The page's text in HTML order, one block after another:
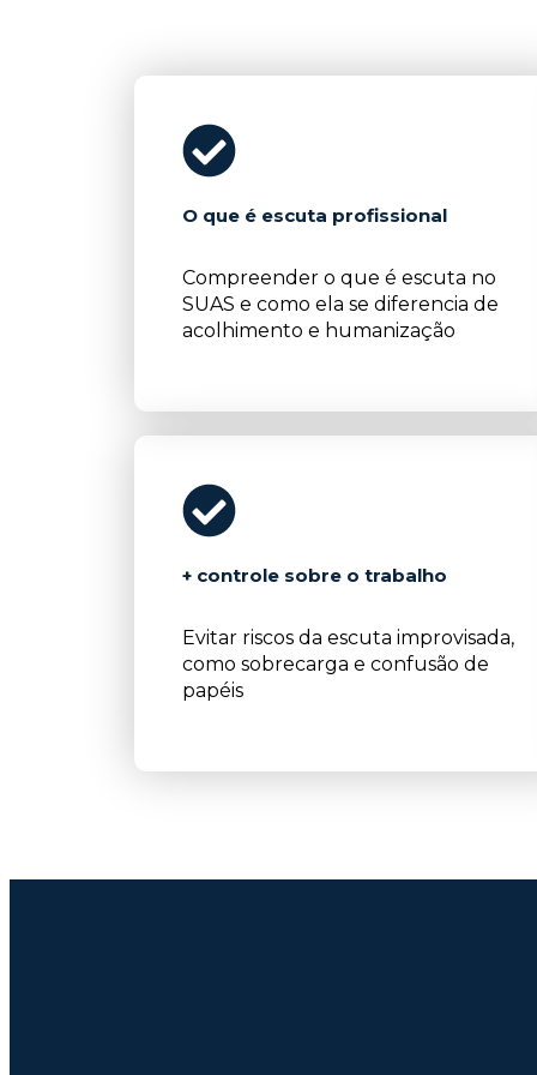
O que é escuta profissional
Compreender o que é escuta no
SUAS e como ela se diferencia de
acolhimento e humanização
+ controle sobre o trabalho
Evitar riscos da escuta improvisada,
como sobrecarga e confusão de
papéis